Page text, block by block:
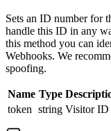
Sets an ID number for
handle this ID in any
this method you can
Webhooks. We
spoofing.
Name Type
token string Visitor ID